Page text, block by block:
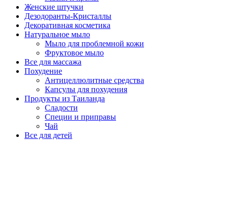
Женские штучки
Дезодоранты-Кристаллы
Декоративная косметика
Натуральное мыло
Мыло для проблемной кожи
Фруктовое мыло
Все для массажа
Похудение
Антицеллюлитные средства
Капсулы для похудения
Продукты из Таиланда
Сладости
Специи и приправы
Чай
Все для детей